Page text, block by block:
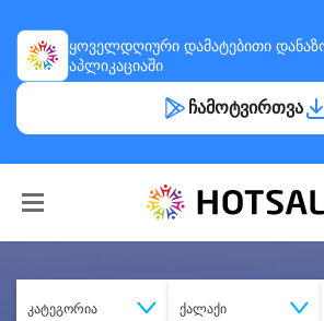
ყოველდღიური დამატებითი
აპლიკაციაში
ჩამოტვირთვა
კატეგორია ქალაქი